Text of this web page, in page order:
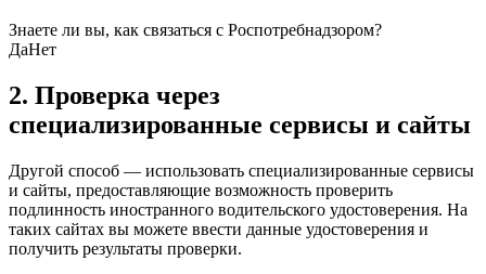
Знаете ли вы, как связаться с Роспотребнадзором?
ДаНет
2. Проверка через
специализированные сервисы и сайты
Другой способ — использовать специализированные сервисы
и сайты, предоставляющие возможность проверить
подлинность иностранного водительского удостоверения. На
таких сайтах вы можете ввести данные удостоверения и
получить результаты проверки.